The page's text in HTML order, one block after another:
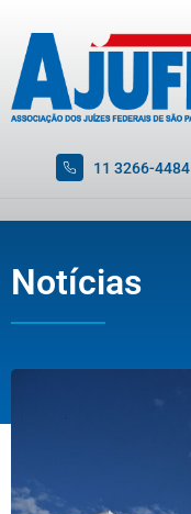
11 3266-4484
Notícias